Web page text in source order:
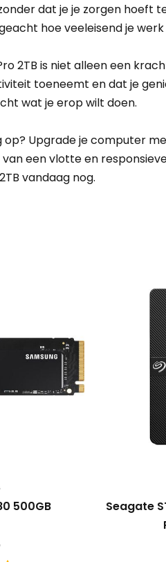
dat je je zorgen hoeft
hoe veeleisend je werk
2TB is niet alleen een
toeneemt en dat je
wat je erop wilt doen.
Upgrade je computer
een vlotte en
vandaag nog.
500GB
Seagate